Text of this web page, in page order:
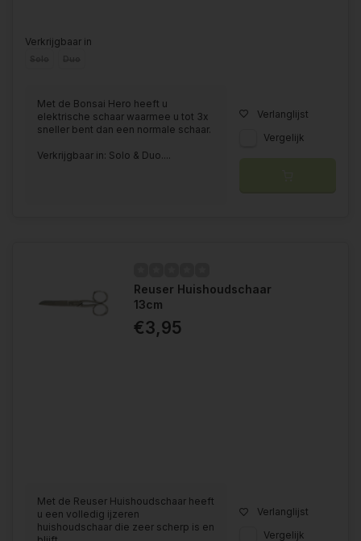
Verkrijgbaar in
Met de Bonsai Hero heeft u
elektrische schaar waarmee u tot 3x
sneller bent dan een normale schaar.
Verkrijgbaar in: Solo & Duo....
Verlanglijst
Vergelijk
Reuser Huishoudschaar
13cm
€3,95
Met de Reuser Huishoudschaar heeft
u een volledig ijzeren
huishoudschaar die zeer scherp is en
Verlanglijst
Vergelijk